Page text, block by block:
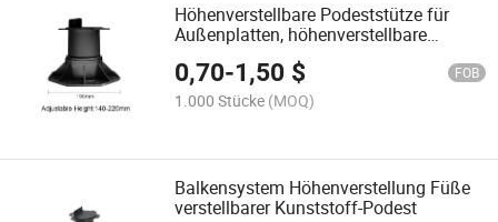
Höhenverstellbare Podeststütze für
Außenplatten, höhenverstellbare
Kunststoff-Podest für Außenbeläge
0,70-1,50 $ FOB
1.000 Stücke (MOQ)
Balkensystem Höhenverstellung Füße
verstellbarer Kunststoff-Podest